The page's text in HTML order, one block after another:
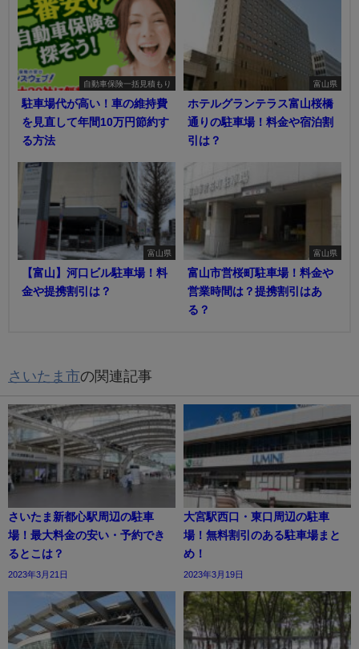
自動車保険一括見積もり
駐車場代が高い！車の維持費
を見直して年間10万円節約す
る方法
富山県
ホテルグランテラス富山桜橋
通りの駐車場！料金や宿泊割
引は？
富山県
【富山】河口ビル駐車場！料
金や提携割引は？
富山県
富山市営桜町駐車場！料金や
営業時間は？提携割引はあ
る？
さいたま市の関連記事
さいたま新都心駅周辺の駐車
場！最大料金の安い・予約でき
るとこは？
2023年3月21日
大宮駅西口・東口周辺の駐車
場！無料割引のある駐車場まと
め！
2023年3月19日